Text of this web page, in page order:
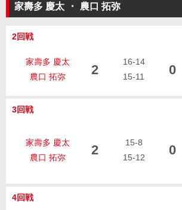
家壽多 慶太
・ 農口 拓弥
2回戦
家壽多 慶太
農口 拓弥
2
16-14
15-11
0
3回戦
家壽多 慶太
農口 拓弥
2
15-8
15-12
0
4回戦